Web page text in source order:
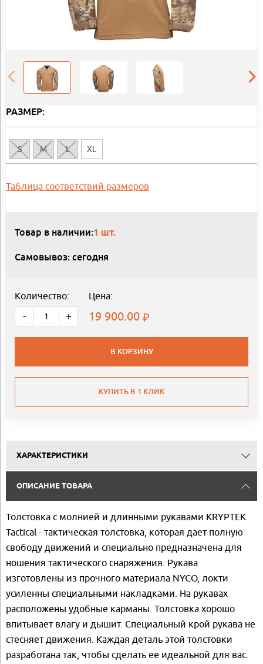
РАЗМЕР:
S M L XL
Таблица соответствий размеров
Товар в наличии:1 шт.
Самовывоз: сегодня
Количество:
- +
Цена:
19 900.00
В КОРЗИНУ
КУПИТЬ В 1 КЛИК
ХАРАКТЕРИСТИКИ
ОПИСАНИЕ ТОВАРА
Толстовка с молнией и длинными рукавами KRYPTEK
Tactical - тактическая толстовка, которая дает полную
свободу движений и специально предназначена для
ношения тактического снаряжения. Рукава
изготовлены из прочного материала NYCO, локти
усиленны специальными накладками. На рукавах
расположены удобные карманы. Толстовка хорошо
впитывает влагу и дышит. Специальный крой рукава не
стесняет движения. Каждая деталь этой толстовки
разработана так, чтобы сделать ее идеальной для вас.